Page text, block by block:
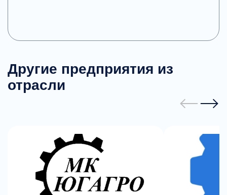
Другие предприятия из
отрасли